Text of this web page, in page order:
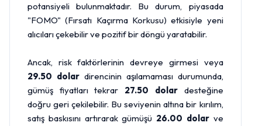
potansiyeli bulunmaktadır. Bu durum, piyasada
"FOMO" (Fırsatı Kaçırma Korkusu) etkisiyle yeni
alıcıları çekebilir ve pozitif bir döngü yaratabilir.
Ancak, risk faktörlerinin devreye girmesi veya
29.50 dolardirencinin aşılamaması durumunda,
gümüş fiyatları tekrar 27.50 dolardesteğine
doğru geri çekilebilir. Bu seviyenin altına bir kırılım,
satış baskısını artırarak gümüşü 26.00 dolarve